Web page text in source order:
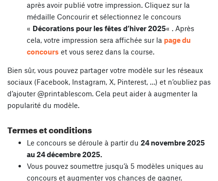
après avoir publié votre impression. Cliquez sur la
médaille Concourir et sélectionnez le concours
« Décorations pour les fêtes d’hiver 2025« . Après
cela, votre impression sera affichée sur la page du
concours et vous serez dans la course.
Bien sûr, vous pouvez partager votre modèle sur les réseaux
sociaux (Facebook, Instagram, X, Pinterest, …) et n’oubliez pas
d’ajouter @printablescom. Cela peut aider à augmenter la
popularité du modèle.
Termes et conditions
Le concours se déroule à partir du 24 novembre 2025
au 24 décembre2025.
Vous pouvez soumettre jusqu’à 5 modèles uniques au
concours et augmenter vos chances de gagner.